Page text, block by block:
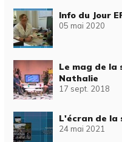
Info du Jour
05 mai 2020
Le mag de la
Nathalie
17 sept. 2018
L'écran de la
24 mai 2021